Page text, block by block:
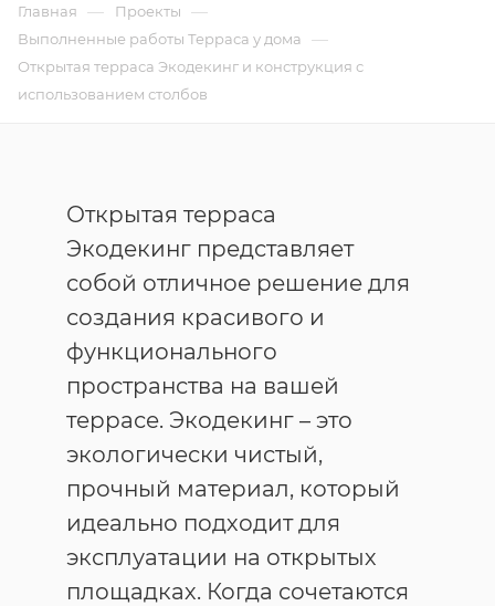
Главная — Проекты —
Выполненные работы Терраса у дома —
Открытая терраса Экодекинг и конструкция с
использованием столбов
Открытая терраса
Экодекинг представляет
собой отличное решение для
создания красивого и
функционального
пространства на вашей
террасе. Экодекинг – это
экологически чистый,
прочный материал, который
идеально подходит для
эксплуатации на открытых
площадках. Когда сочетаются